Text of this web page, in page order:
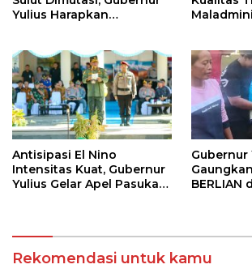
Yulius Harapkan
Antisipasi El Nino
Intensitas Kuat, Gubernur
Yulius Gelar Apel Pasukan
Gubernur
BERLIAN
Rekomendasi untuk kamu